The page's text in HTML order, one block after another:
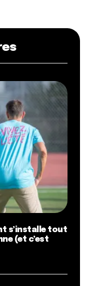
s’installe tout
(et c’est